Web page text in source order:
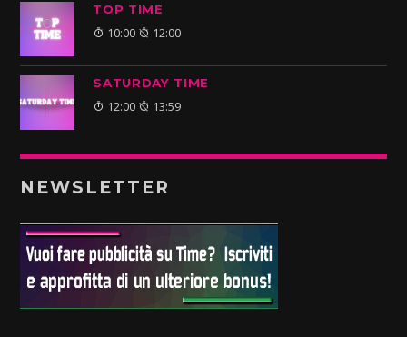
TOP TIME
10:00 12:00
SATURDAY TIME
12:00 13:59
NEWSLETTER